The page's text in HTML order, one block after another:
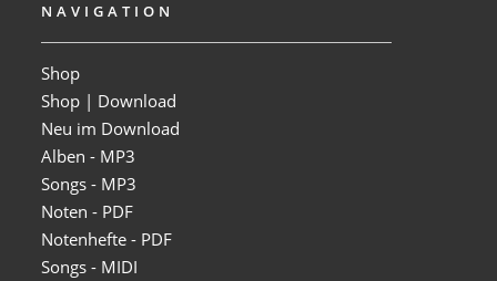
NAVIGATION
Shop
Shop | Download
Neu im Download
Alben - MP3
Songs - MP3
Noten - PDF
Notenhefte - PDF
Songs - MIDI